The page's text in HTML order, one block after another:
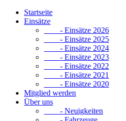
Startseite
Einsätze
- Einsätze 2026
- Einsätze 2025
- Einsätze 2024
- Einsätze 2023
- Einsätze 2022
- Einsätze 2021
- Einsätze 2020
Mitglied werden
Über uns
- Neuigkeiten